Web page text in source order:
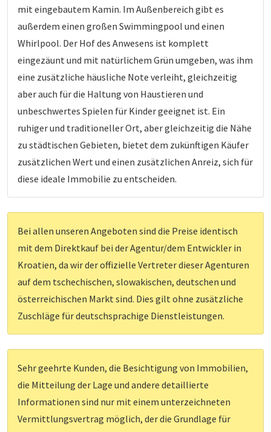
mit eingebautem Kamin. Im Außenbereich gibt es
außerdem einen großen Swimmingpool und einen
Whirlpool. Der Hof des Anwesens ist komplett
eingezäunt und mit natürlichem Grün umgeben, was ihm
eine zusätzliche häusliche Note verleiht, gleichzeitig
aber auch für die Haltung von Haustieren und
unbeschwertes Spielen für Kinder geeignet ist. Ein
ruhiger und traditioneller Ort, aber gleichzeitig die Nähe
zu städtischen Gebieten, bietet dem zukünftigen Käufer
zusätzlichen Wert und einen zusätzlichen Anreiz, sich für
diese ideale Immobilie zu entscheiden.
Bei allen unseren Angeboten sind die Preise identisch
mit dem Direktkauf bei der Agentur/dem Entwickler in
Kroatien, da wir der offizielle Vertreter dieser Agenturen
auf dem tschechischen, slowakischen, deutschen und
österreichischen Markt sind. Dies gilt ohne zusätzliche
Zuschläge für deutschsprachige Dienstleistungen.
Sehr geehrte Kunden, die Besichtigung von Immobilien,
die Mitteilung der Lage und andere detaillierte
Informationen sind nur mit einem unterzeichneten
Vermittlungsvertrag möglich, der die Grundlage für